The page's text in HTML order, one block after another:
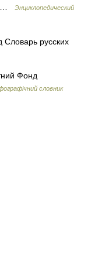
…
Энциклопедический
русских
Фонд
словник